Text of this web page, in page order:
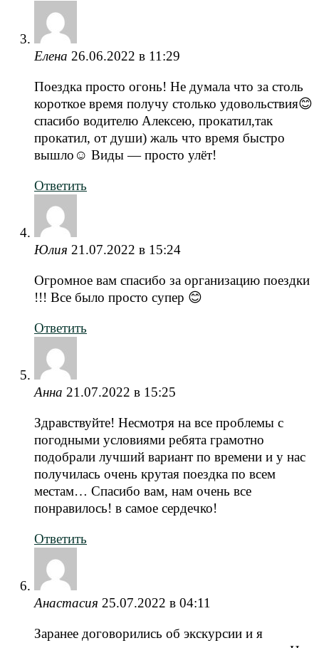
Елена 26.06.2022 в 11:29
Поездка просто огонь! Не думала что за столь
короткое время получу столько удовольствия😊
спасибо водителю Алексею, прокатил,так
прокатил, от души) жаль что время быстро
вышло☺️ Виды — просто улёт!
Ответить
Юлия 21.07.2022 в 15:24
Огромное вам спасибо за организацию поездки
!!! Все было просто супер 😊
Ответить
Анна 21.07.2022 в 15:25
Здравствуйте! Несмотря на все проблемы с
погодными условиями ребята грамотно
подобрали лучший вариант по времени и у нас
получилась очень крутая поездка по всем
местам… Спасибо вам, нам очень все
понравилось! в самое сердечко!
Ответить
Анастасия 25.07.2022 в 04:11
Заранее договорились об экскурсии и я